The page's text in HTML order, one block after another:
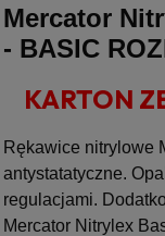
Mercator
- BASIC
KARTON
Rękawice nitrylowe
antystatatyczne.
regulacjami.
Mercator Nitrylex